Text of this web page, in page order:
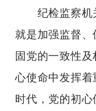
纪检监察机
就是加强监督
固党的一致性
心使命中发挥
时代，党的初